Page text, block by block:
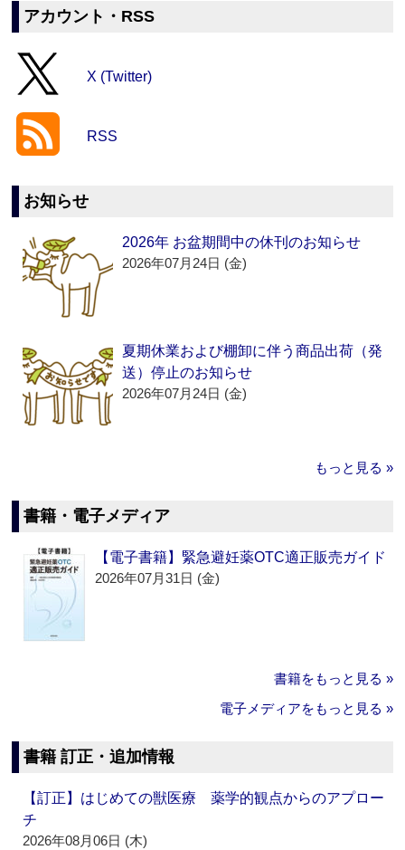
アカウント・RSS
X (Twitter)
RSS
お知らせ
2026年 お盆期間中の休刊のお知らせ
2026年07月24日 (金)
夏期休業および棚卸に伴う商品出荷（発
送）停止のお知らせ
2026年07月24日 (金)
もっと見る »
書籍・電子メディア
【電子書籍】緊急避妊薬OTC適正販売ガイド
2026年07月31日 (金)
書籍をもっと見る »
電子メディアをもっと見る »
書籍 訂正・追加情報
【訂正】はじめての獣医療 薬学的観点からのアプロー
チ
2026年08月06日 (木)